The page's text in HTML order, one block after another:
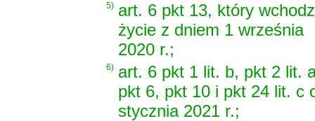
5) art. 6 pkt 13, który
życie z dniem 1 września
2020 r.;
6) art. 6 pkt 1 lit. b, pkt 2 lit.
pkt 6, pkt 10 i pkt 24 lit. c
stycznia 2021 r.;